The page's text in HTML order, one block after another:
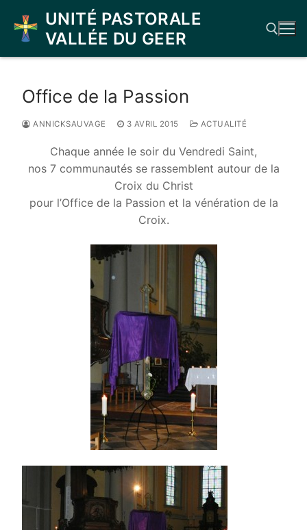
contenu
UNITÉ PASTORALE
VALLÉE DU GEER
Office de la Passion
ANNICKSAUVAGE 3 AVRIL 2015 ACTUALITÉ
Chaque année le soir du Vendredi Saint,
nos 7 communautés se rassemblent autour de la
Croix du Christ
pour l’Office de la Passion et la vénération de la
Croix.